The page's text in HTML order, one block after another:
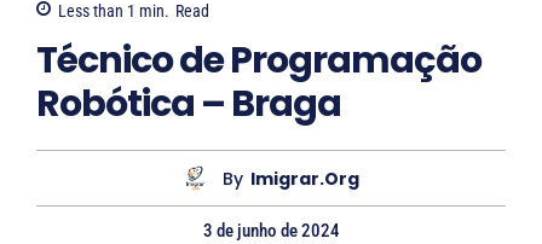
Less than 1 min. Read
Técnico de Programação
Robótica – Braga
By Imigrar.org
3 de junho de 2024